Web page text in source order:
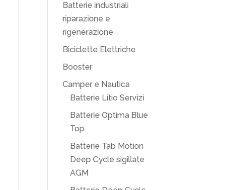
Batterie industriali
riparazione e
rigenerazione
Biciclette Elettriche
Booster
Camper e Nautica
Batterie Litio Servizi
Batterie Optima Blue
Top
Batterie Tab Motion
Deep Cycle sigillate
AGM